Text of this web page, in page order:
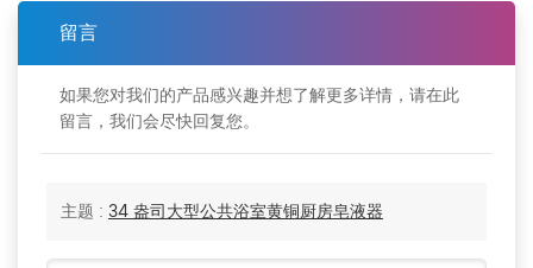
留言
如果您对我们的产品感兴趣并想了解更多详情，请在此
留言，我们会尽快回复您。
主题 : 34 盎司大型公共浴室黄铜厨房皂液器